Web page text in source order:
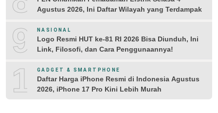
Agustus 2026, Ini Daftar Wilayah yang Terdampak
9 NASIONAL
Logo Resmi HUT ke-81 RI 2026 Bisa Diunduh, Ini
Link, Filosofi, dan Cara Penggunaannya!
10GADGET & SMARTPHONE
Daftar Harga iPhone Resmi di Indonesia Agustus
2026, iPhone 17 Pro Kini Lebih Murah